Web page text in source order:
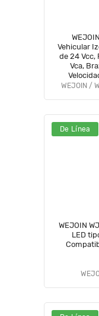
Vehicular
de 24 Vcc,
Vca,
WEJOIN /
De Línea
WEJOIN
LED